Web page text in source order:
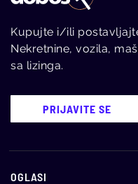
Kupujte i/ili
Nekretnine, vozila,
sa lizinga.
PRIJAVITE SE
OGLASI